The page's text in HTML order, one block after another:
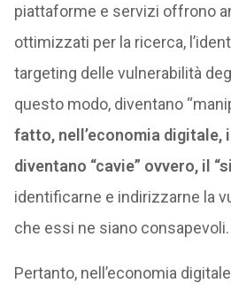
piattaforme e servizi offrono
ottimizzati per la ricerca,
targeting delle vulnerabilità
questo modo, diventano
fatto, nell’economia digitale,
diventano “cavie” ovvero, il
identificarne e indirizzarne la
che essi ne siano consapevoli.
Pertanto, nell’economia